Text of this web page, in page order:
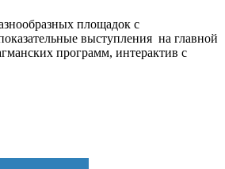
площадок с
выступления на главной
программ, интерактив с